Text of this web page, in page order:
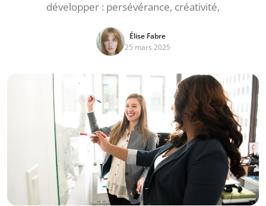
développer : persévérance, créativité,
Élise Fabre
25 mars 2025